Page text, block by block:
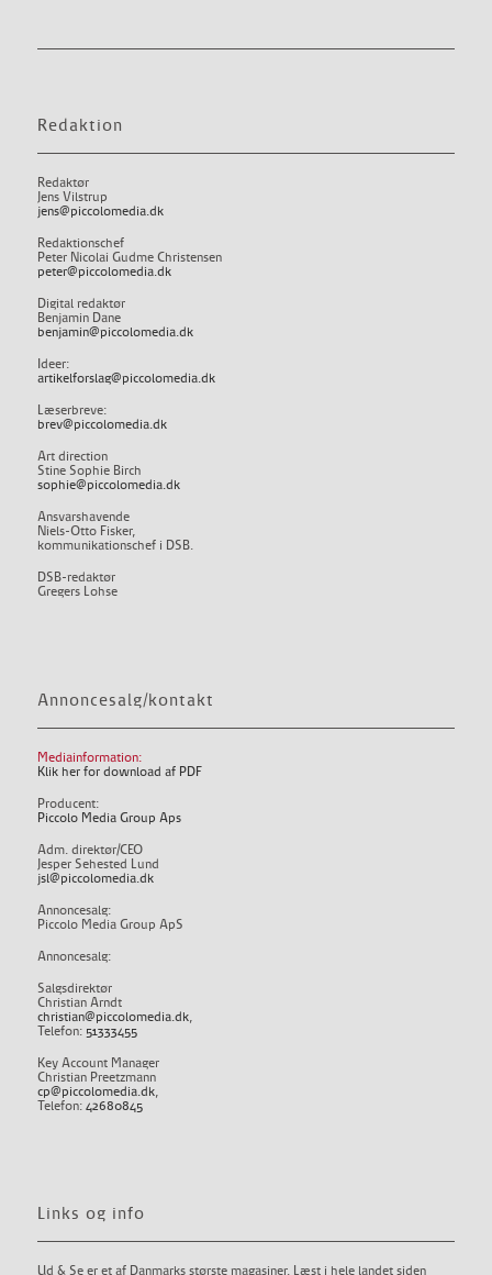
Redaktion
Redaktør
Jens Vilstrup
jens@piccolomedia.dk
Redaktionschef
Peter Nicolai Gudme Christensen
peter@piccolomedia.dk
Digital redaktør
Benjamin Dane
benjamin@piccolomedia.dk
Ideer:
artikelforslag@piccolomedia.dk
Læserbreve:
brev@piccolomedia.dk
Art direction
Stine Sophie Birch
sophie@piccolomedia.dk
Ansvarshavende
Niels-Otto Fisker,
kommunikationschef i DSB.
DSB-redaktør
Gregers Lohse
Annoncesalg/kontakt
Mediainformation:
Klik her for download af PDF
Producent:
Piccolo Media Group Aps
Adm. direktør/CEO
Jesper Sehested Lund
jsl@piccolomedia.dk
Annoncesalg:
Piccolo Media Group ApS
Annoncesalg:
Salgsdirektør
Christian Arndt
christian@piccolomedia.dk,
Telefon: 51333455
Key Account Manager
Christian Preetzmann
cp@piccolomedia.dk,
Telefon: 42680845
Links og info
Ud & Se er et af Danmarks største magasiner. Læst i hele landet siden